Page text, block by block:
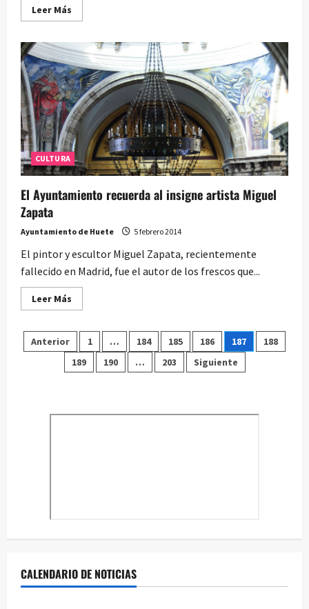
Leer Más
más
Abundante
público
en
la
charla
sobre
el
trágico
incendio
de
1884
CULTURA
El Ayuntamiento recuerda al insigne artista Miguel
Zapata
Ayuntamiento de Huete 5 febrero 2014
El pintor y escultor Miguel Zapata, recientemente
fallecido en Madrid, fue el autor de los frescos que...
Leer Más
más
Ayuntamiento
recuerda
al
insigne
Paginación
Anterior 1 … 184 185 186 187
188
189
190 … 203 Siguiente
CALENDARIO DE NOTICIAS